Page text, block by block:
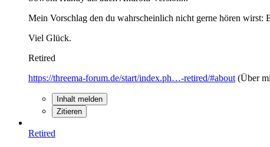
Mein Vorschlag den du wahrscheinlich nicht gerne hören
Viel Glück.
Retired
https://threema-forum.de/start/index.ph…-retired/#about (Über
Inhalt melden
Zitieren
Retired